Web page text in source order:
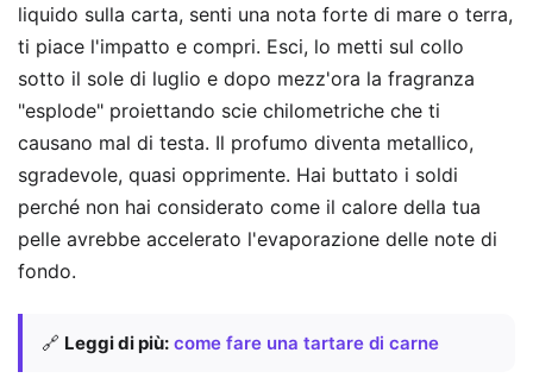
liquido sulla carta, senti una nota forte di mare o terra,
ti piace l'impatto e compri. Esci, lo metti sul collo
sotto il sole di luglio e dopo mezz'ora la fragranza
"esplode" proiettando scie chilometriche che ti
causano mal di testa. Il profumo diventa metallico,
sgradevole, quasi opprimente. Hai buttato i soldi
perché non hai considerato come il calore della tua
pelle avrebbe accelerato l'evaporazione delle note di
fondo.
🔗 Leggi di più: come fare una tartare di carne